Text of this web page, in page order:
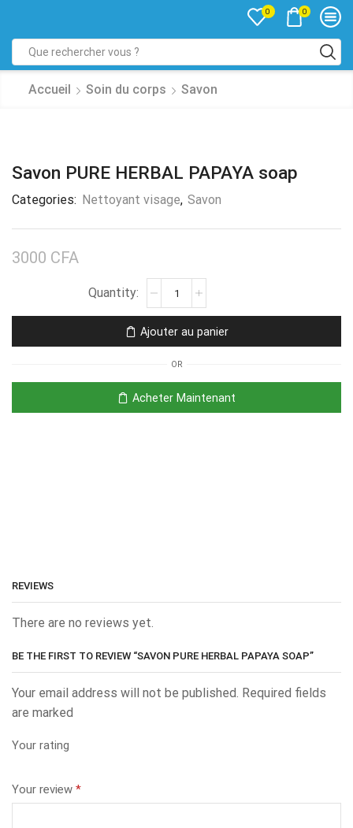
0 0
Accueil Soin du corps Savon
Savon PURE HERBAL PAPAYA soap
Categories: Nettoyant visage, Savon
3000 CFA
Ajouter au panier
OR
Acheter Maintenant
REVIEWS
There are no reviews yet.
BE THE FIRST TO REVIEW “SAVON PURE HERBAL PAPAYA SOAP”
Your email address will not be published. Required fields
are marked
Your rating
Your review *